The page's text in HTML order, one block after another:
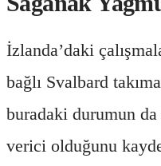
İzlanda’daki
bağlı Svalbard
buradaki durumun
verici olduğunu